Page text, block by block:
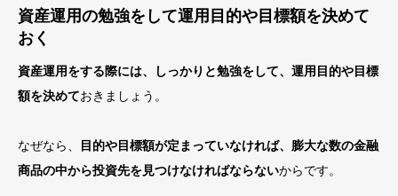
資産運用の勉強をして運用目的や目標額を決めて
おく
資産運用をする際には、しっかりと勉強をして、運用目的や目標
額を決めておきましょう。
なぜなら、
目的や目標額が定まっていなければ、膨大な数の金融
商品の中から投資先を見つけなければならないからです。